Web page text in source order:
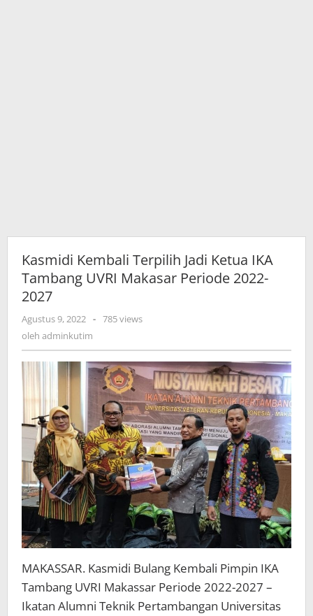
Kasmidi Kembali Terpilih Jadi Ketua IKA
Tambang UVRI Makasar Periode 2022-
2027
Agustus 9, 2022 oleh
- 785 views
oleh adminkutim
MAKASSAR. Kasmidi Bulang Kembali Pimpin IKA
Tambang UVRI Makassar Periode 2022-2027 –
Ikatan Alumni Teknik Pertambangan Universitas